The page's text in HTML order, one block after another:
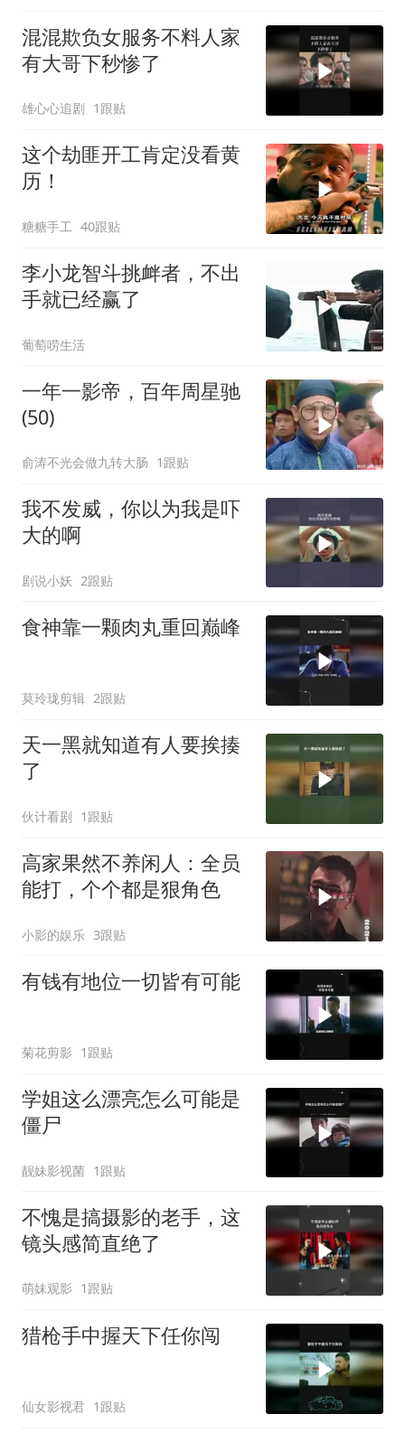
混混欺负女服务不料人家
有大哥下秒惨了
雄心心追剧 1跟贴
这个劫匪开工肯定没看黄
历！
糖糖手工 40跟贴
李小龙智斗挑衅者，不出
手就已经赢了
葡萄唠生活
一年一影帝，百年周星驰
(50)
俞涛不光会做九转大肠 1跟贴
我不发威，你以为我是吓
大的啊
剧说小妖 2跟贴
食神靠一颗肉丸重回巅峰
莫玲珑剪辑 2跟贴
天一黑就知道有人要挨揍
了
伙计看剧 1跟贴
高家果然不养闲人：全员
能打，个个都是狠角色
小影的娱乐 3跟贴
有钱有地位一切皆有可能
菊花剪影 1跟贴
学姐这么漂亮怎么可能是
僵尸
靓妹影视菌 1跟贴
不愧是搞摄影的老手，这
镜头感简直绝了
萌妹观影 1跟贴
猎枪手中握天下任你闯
仙女影视君 1跟贴